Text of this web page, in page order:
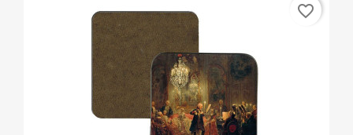
favorite_border